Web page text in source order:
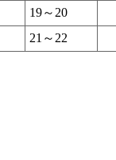
19～20
21～22